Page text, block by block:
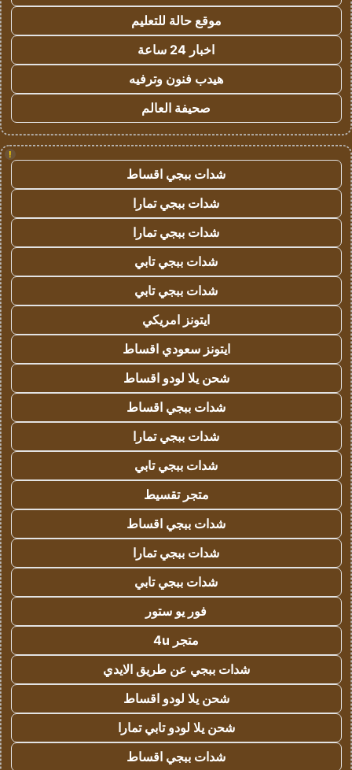
موقع حالة للتعليم
اخبار 24 ساعة
هيدب فنون وترفيه
صحيفة العالم
!
شدات ببجي اقساط
شدات ببجي تمارا
شدات ببجي تمارا
شدات ببجي تابي
شدات ببجي تابي
ايتونز امريكي
ايتونز سعودي اقساط
شحن يلا لودو اقساط
شدات ببجي اقساط
شدات ببجي تمارا
شدات ببجي تابي
متجر تقسيط
شدات ببجي اقساط
شدات ببجي تمارا
شدات ببجي تابي
فور يو ستور
متجر 4u
شدات ببجي عن طريق الايدي
شحن يلا لودو اقساط
شحن يلا لودو تابي تمارا
شدات ببجي اقساط